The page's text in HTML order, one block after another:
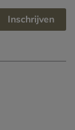
Inschrijven